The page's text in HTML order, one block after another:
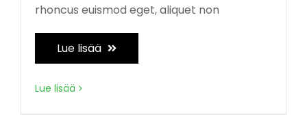
rhoncus euismod eget, aliquet non
Lue lisää
Lue lisää